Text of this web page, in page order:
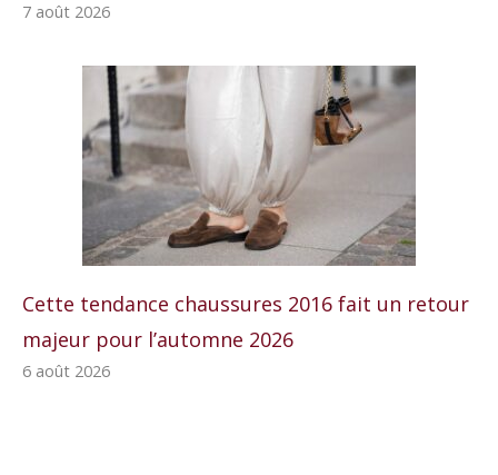
7 août 2026
Cette tendance chaussures 2016 fait un retour
majeur pour l’automne 2026
6 août 2026